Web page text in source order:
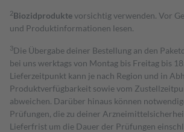
2Biozidproduktevorsichtig verwenden. Vor
und Produktinformationen lesen.
3Die Übergabe deiner Bestellung an den
bei uns werktags von Montag bis Freitag bis
Lieferzeitpunkt kann je nach Region und in
Produktverfügbarkeit sowie vom
abweichen. Darüber hinaus können
Prüfungen, die zu deiner
Lieferfrist um die Dauer der Prüfungen